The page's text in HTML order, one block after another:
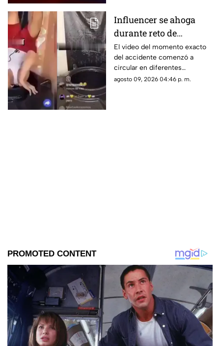
Influencer se ahoga
durante reto de
transmisión en vivo;
esto se sabe del caso
(+VIDEO)
El video del momento exacto
del accidente comenzó a
circular en diferentes
plataformas digitales.
agosto 09, 2026 04:46 p. m.